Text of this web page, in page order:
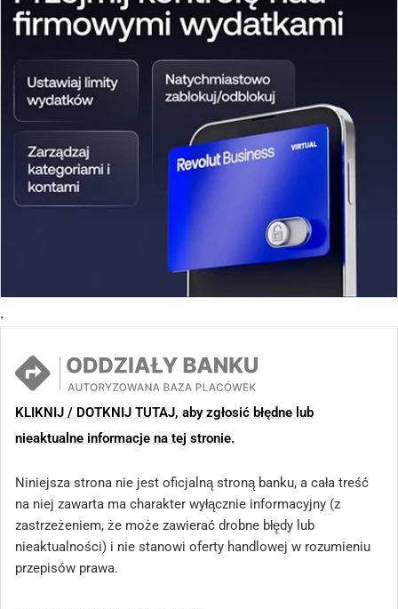
.
KLIKNIJ / DOTKNIJ TUTAJ, aby zgłosić błędne lub
nieaktualne informacje na tej stronie.
Niniejsza strona nie jest oficjalną stroną banku, a cała treść
na niej zawarta ma charakter wyłącznie informacyjny (z
zastrzeżeniem, że może zawierać drobne błędy lub
nieaktualności) i nie stanowi oferty handlowej w rozumieniu
przepisów prawa.